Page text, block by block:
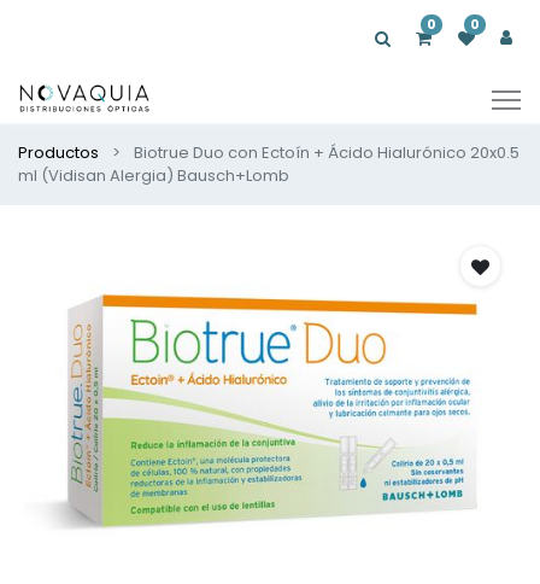
0 0
Productos
Biotrue Duo con Ectoín + Ácido Hialurónico 20x0.5
ml (Vidisan Alergia) Bausch+Lomb